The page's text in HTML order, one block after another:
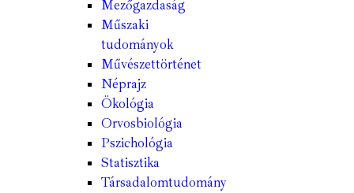
Mezőgazdaság
Műszaki
tudományok
Művészettörténet
Néprajz
Ökológia
Orvosbiológia
Pszichológia
Statisztika
Társadalomtudomány